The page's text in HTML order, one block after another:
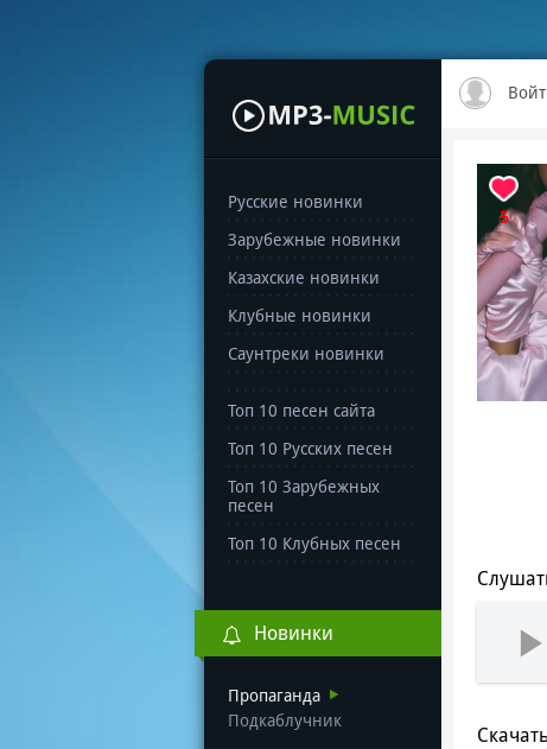
Русские новинки
Зарубежные новинки
Казахские новинки
Клубные новинки
Саунтреки новинки
Топ 10 песен сайта
Топ 10 Русских песен
Топ 10 Зарубежных
песен
Топ 10 Клубных песен
Новинки
Пропаганда
Подкаблучник
5